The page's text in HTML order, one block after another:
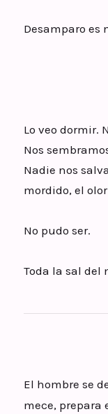
Desamparo es
Lo veo dormir.
Nos
Nadie nos
mordido, el
No pudo ser.
Toda la sal del
El hombre se
mece, prepara